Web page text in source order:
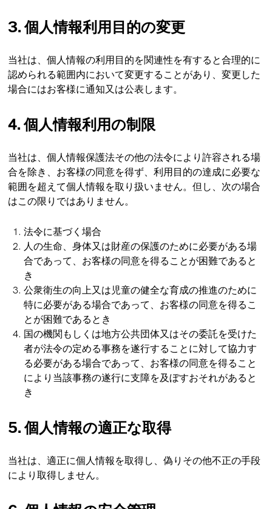
3. 個人情報利用目的の変更
当社は、個人情報の利用目的を関連性を有すると合理的に
認められる範囲内において変更することがあり、変更した
場合にはお客様に通知又は公表します。
4. 個人情報利用の制限
当社は、個人情報保護法その他の法令により許容される場
合を除き、お客様の同意を得ず、利用目的の達成に必要な
範囲を超えて個人情報を取り扱いません。但し、次の場合
はこの限りではありません。
法令に基づく場合
人の生命、身体又は財産の保護のために必要がある場
合であって、お客様の同意を得ることが困難であると
き
公衆衛生の向上又は児童の健全な育成の推進のために
特に必要がある場合であって、お客様の同意を得るこ
とが困難であるとき
国の機関もしくは地方公共団体又はその委託を受けた
者が法令の定める事務を遂行することに対して協力す
る必要がある場合であって、お客様の同意を得ること
により当該事務の遂行に支障を及ぼすおそれがあると
き
5. 個人情報の適正な取得
当社は、適正に個人情報を取得し、偽りその他不正の手段
により取得しません。